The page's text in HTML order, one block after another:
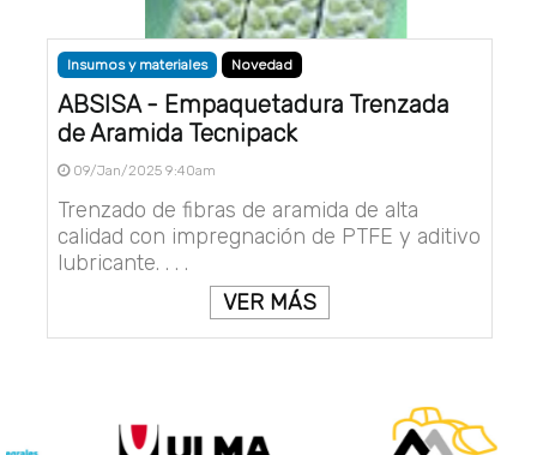
Insumos y materiales Novedad
ABSISA - Empaquetadura Trenzada
de Aramida Tecnipack
09/Jan/2025 9:40am
Trenzado de fibras de aramida de alta
calidad con impregnación de PTFE y aditivo
lubricante. . . .
VER MÁS